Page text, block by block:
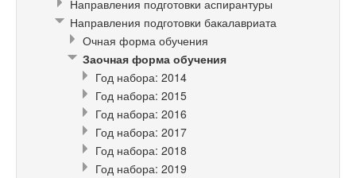
Направления подготовки аспирантуры
Направления подготовки бакалавриата
Очная форма обучения
Заочная форма обучения
Год набора: 2014
Год набора: 2015
Год набора: 2016
Год набора: 2017
Год набора: 2018
Год набора: 2019